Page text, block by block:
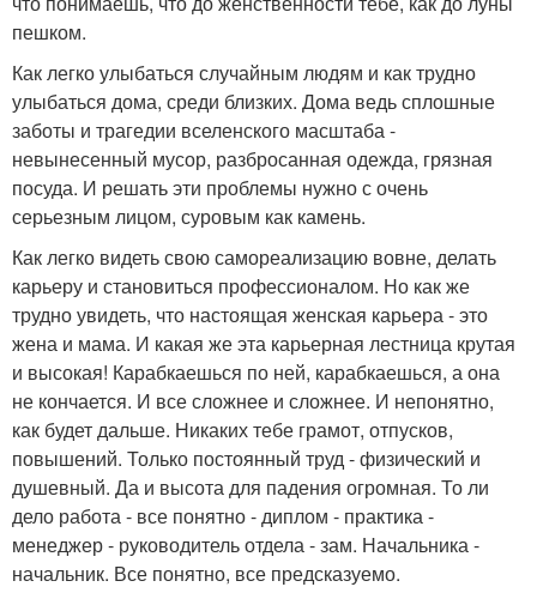
пешком.
Как легко улыбаться случайным людям и как трудно
улыбаться дома, среди близких. Дома ведь сплошные
заботы и трагедии вселенского масштаба -
невынесенный мусор, разбросанная одежда, грязная
посуда. И решать эти проблемы нужно с очень
серьезным лицом, суровым как камень.
Как легко видеть свою самореализацию вовне, делать
карьеру и становиться профессионалом. Но как же
трудно увидеть, что настоящая женская карьера - это
жена и мама. И какая же эта карьерная лестница крутая
и высокая! Карабкаешься по ней, карабкаешься, а она
не кончается. И все сложнее и сложнее. И непонятно,
как будет дальше. Никаких тебе грамот, отпусков,
повышений. Только постоянный труд - физический и
душевный. Да и высота для падения огромная. То ли
дело работа - все понятно - диплом - практика -
менеджер - руководитель отдела - зам. Начальника -
начальник. Все понятно, все предсказуемо.